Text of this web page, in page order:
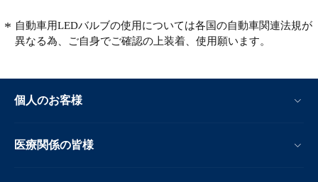
自動車用LEDバルブの使用については各国の自動車関連法規が
異なる為、ご自身でご確認の上装着、使用願います。
個人のお客様
医療関係の皆様